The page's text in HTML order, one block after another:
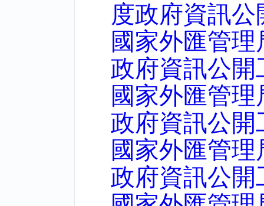
度政府資訊
國家外匯管
政府資訊公開
國家外匯管
政府資訊公開
國家外匯管
政府資訊公開